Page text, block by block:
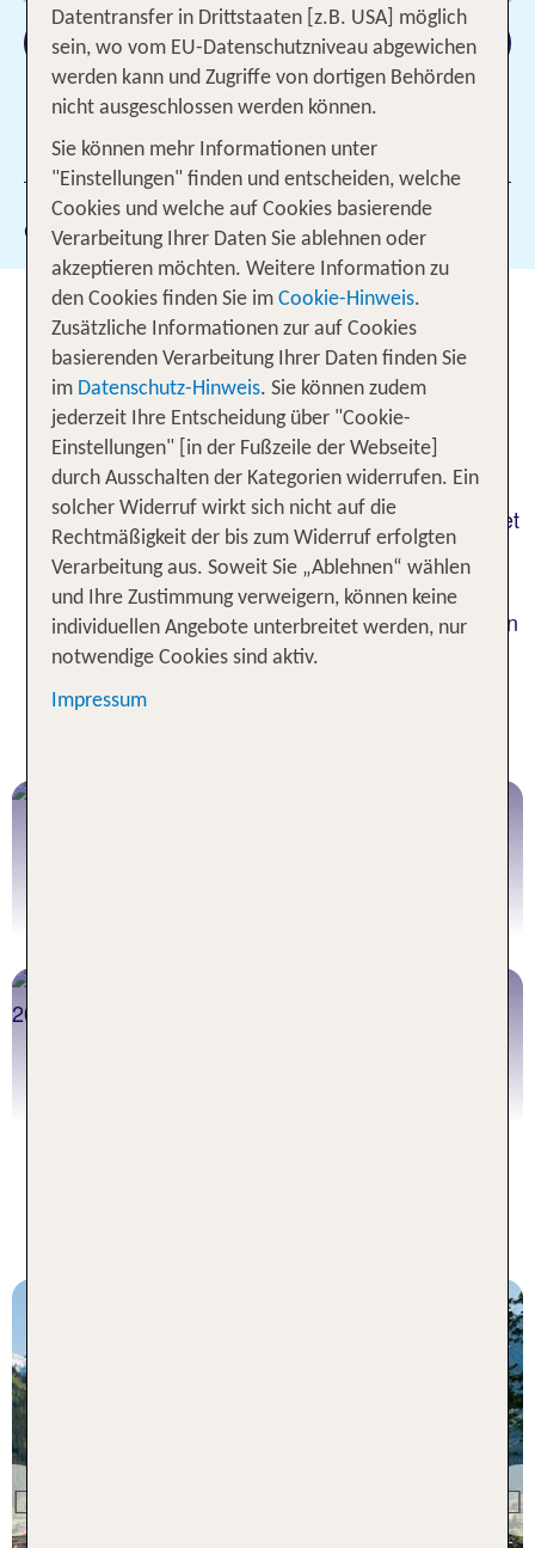
Suchen
1 Filter hinzugefügt
Gewählte Filter: 134
Dein Winterurlaub im Zillertal
Das Zillertal gehört zu den schönsten
Wintergebieten Österreichs. Urlaub in den
Skigebietenbietet eine enorme Vielfalt an
winterlichen Aktivitäten. In den vier großen
Wintersportregionen Fügen-Kaltenbach, Zell-
Gerlos, Mayrhofen-Gerlach und Tux-Finkberg findet
ein Winterurlauber grenzenloses
Schneevergnügen.
Die Skigebiete der einzelnen Regionen reichen von
1.300 Höhenmetern bis auf 3.250 Höhenmeter.
Snow-Parks und Half-Pipes, das alles gehört zum
Previous
Datentransfer in Drittstaaten [z.B. USA] möglich
sein, wo vom EU-Datenschutzniveau abgewichen
werden kann und Zugriffe von dortigen Behörden
nicht ausgeschlossen werden können.
Sie können mehr Informationen unter
"Einstellungen" finden und entscheiden, welche
Cookies und welche auf Cookies basierende
Verarbeitung Ihrer Daten Sie ablehnen oder
akzeptieren möchten. Weitere Information zu
den Cookies finden Sie im Cookie-Hinweis.
Zusätzliche Informationen zur auf Cookies
basierenden Verarbeitung Ihrer Daten finden Sie
im Datenschutz-Hinweis. Sie können zudem
jederzeit Ihre Entscheidung über "Cookie-
Einstellungen" [in der Fußzeile der Webseite]
durch Ausschalten der Kategorien widerrufen. Ein
solcher Widerruf wirkt sich nicht auf die
Rechtmäßigkeit der bis zum Widerruf erfolgten
Verarbeitung aus. Soweit Sie „Ablehnen“ wählen
und Ihre Zustimmung verweigern, können keine
individuellen Angebote unterbreitet werden, nur
notwendige Cookies sind aktiv.
Impressum